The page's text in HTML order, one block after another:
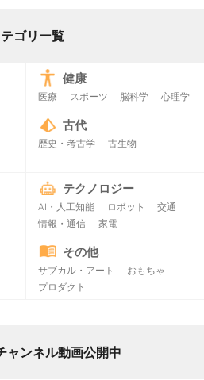
ゴリー覧
健康
医療 スポーツ 脳科学 心理学
古代
歴史・考古学 古生物
テクノロジー
AI・人工知能 ロボット
交通
情報・通信
家電
その他
サブカル・アート
おもちゃ
プロダクト
ャンネル動画公開中